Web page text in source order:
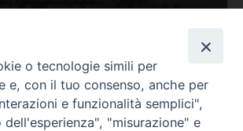
Sentimenti, Carcere...
o tecnologie simili per
e, con il tuo consenso, anche per
e funzionalità semplici",
"misurazione" e